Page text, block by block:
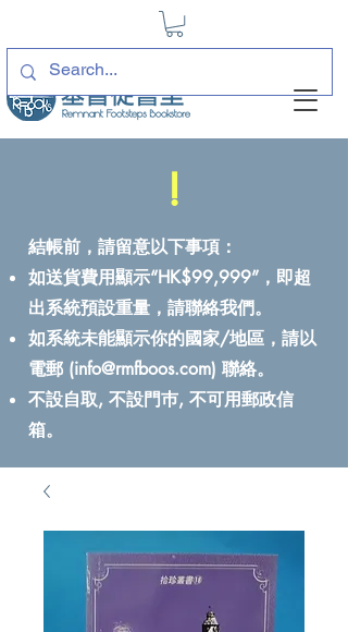
!
結帳前，請留意以下事項：
如送貨費用顯示“HK$99,999”，即超
出系統預設重量，請聯絡我們。
如系統未能顯示你的國家/地區，請以
電郵 (info@rmfboos.com) 聯絡。
不設自取, 不設門巿, 不可用郵政信
箱。